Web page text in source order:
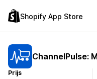
Shopify App Store
ChannelPulse:
Prijs